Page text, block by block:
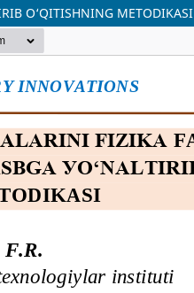
O‘QITISHNING METODIKASI